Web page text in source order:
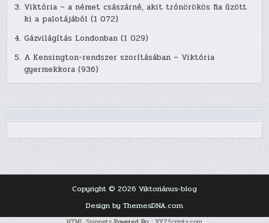
Viktória – a német császárné, akit trónörökös fia űzött
ki a palotájából (1 072)
Gázvilágítás Londonban (1 029)
A Kensington-rendszer szorításában – Viktória
gyermekkora (936)
Copyright © 2026 Viktoriánus-blog
Design by ThemesDNA.com